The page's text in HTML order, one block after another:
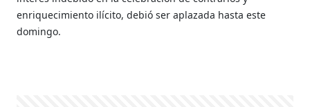
enriquecimiento ilícito, debió ser aplazada hasta este
domingo.